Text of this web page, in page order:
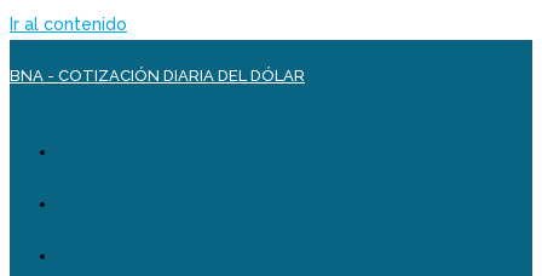
Ir al contenido
BNA - COTIZACIÓN DIARIA DEL DÓLAR